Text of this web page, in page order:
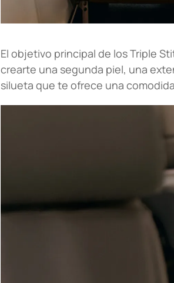
El objetivo principal de los Triple
crearte una segunda piel, una
silueta que te ofrece una